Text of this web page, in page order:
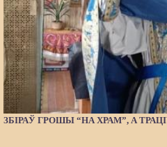
ЗБІРАЎ ГРОШЫ “НА ХРАМ”, А